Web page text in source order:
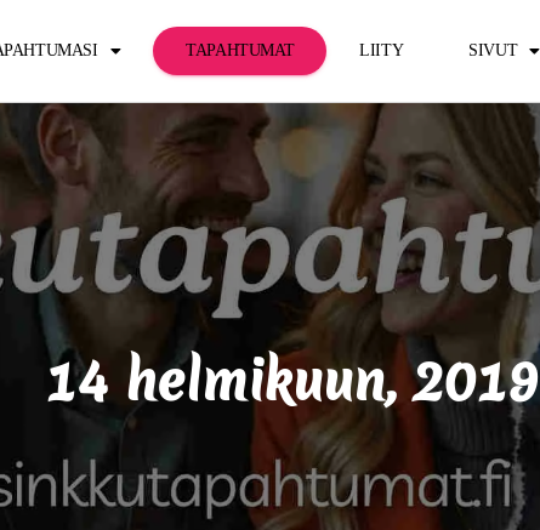
TAPAHTUMAT LIITY SIVUT
14 helmikuun, 2019